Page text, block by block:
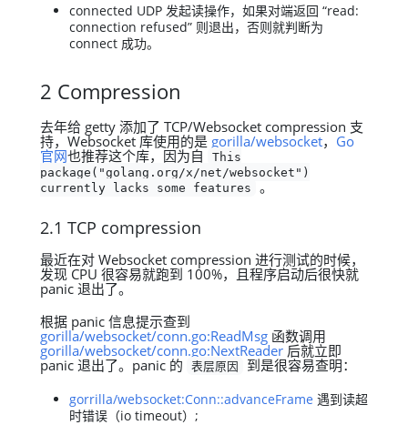
connected UDP 发起读操作，如果对端返回 “read:
connection refused” 则退出，否则就判断为
connect 成功。
2 Compression
去年给 getty 添加了 TCP/Websocket compression 支
持，Websocket 库使用的是 gorilla/websocket， Go
官网也推荐这个库，因为自
This
package("golang.org/x/net/websocket")
currently lacks some features
。
2.1 TCP compression
最近在对 Websocket compression 进行测试的时候，
发现 CPU 很容易就跑到 100%，且程序启动后很快就
panic 退出了。
根据 panic 信息提示查到
gorilla/websocket/conn.go:ReadMsg 函数调用
gorilla/websocket/conn.go:NextReader 后就立即
panic 退出了。panic 的
表层原因 到是很容易查明：
gorrilla/websocket:Conn::advanceFrame 遇到读超
时错误（io timeout）;